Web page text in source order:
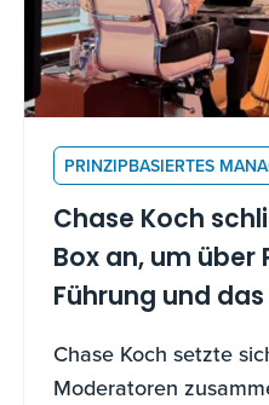
PRINZIPBASIERTES
Chase Koch
Box an, um über
Führung und
"Becoming a
Leader" zu
Chase Koch setzte
Moderatoren